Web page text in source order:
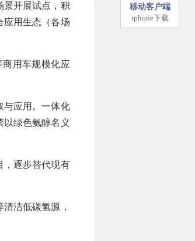
移动客户端
iphone下载
开展试点，积
应用生态（各场
用车规模化应
应用。一体化
绿色氨醇名义
逐步替代现有
洁低碳氢源，